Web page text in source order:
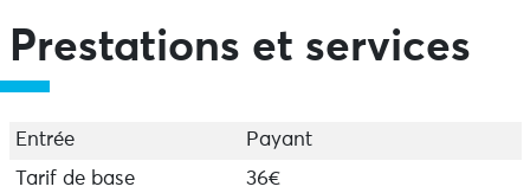
verrier à 765° pendant près de 10 heures. Vous pourrez
- Durée : 1 à 2 heures, selon votre rythme ou celui de
vos enfants
Prestations et services
Entrée
Payant
Tarif de base
36€